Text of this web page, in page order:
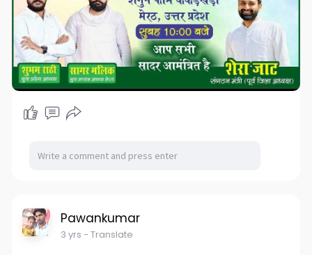
Pawankumar
3 yrs - Translate